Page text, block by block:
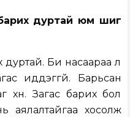
дуртай юм шиг
дуртай. Би насаараа л
иддэггүй. Барьсан
хүн. Загас барих бол
хосолж